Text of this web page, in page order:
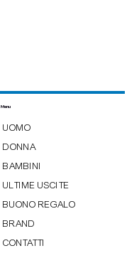
Menu
UOMO
DONNA
BAMBINI
ULTIME USCITE
BUONO REGALO
BRAND
CONTATTI